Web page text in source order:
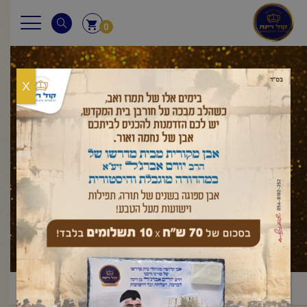
0
ויגש
ראשי/מאמר לשבת/בראשית/ ויגש
X